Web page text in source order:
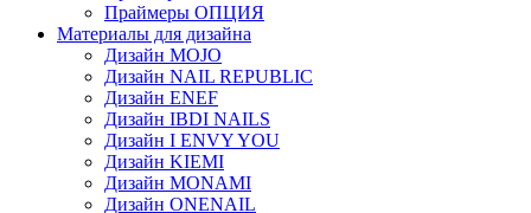
Праймеры ОПЦИЯ
Материалы для дизайна
Дизайн MOJO
Дизайн NAIL REPUBLIC
Дизайн ENEF
Дизайн IBDI NAILS
Дизайн I ENVY YOU
Дизайн KIEMI
Дизайн MONAMI
Дизайн ONENAIL